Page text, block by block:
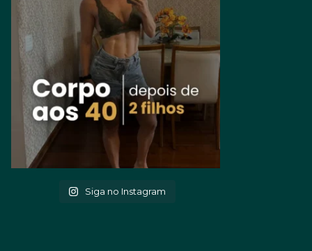
Siga no Instagram